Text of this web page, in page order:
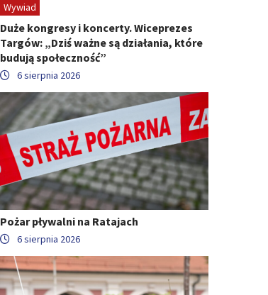
Wywiad
Duże kongresy i koncerty. Wiceprezes
Targów: „Dziś ważne są działania, które
budują społeczność”
6 sierpnia 2026
Pożar pływalni na Ratajach
6 sierpnia 2026